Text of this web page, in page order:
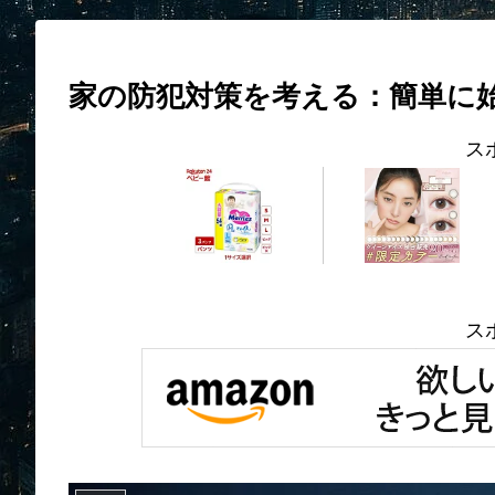
家の防犯対策を考える：簡単に
ス
ス